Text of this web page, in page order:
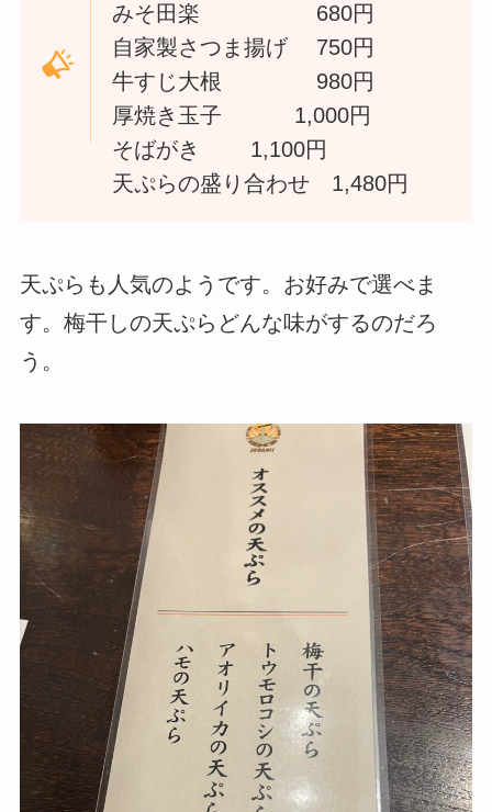
みそ田楽 680円
自家製さつま揚げ 750円
牛すじ大根 980円
厚焼き玉子 1,000円
そばがき 1,100円
天ぷらの盛り合わせ 1,480円
天ぷらも人気のようです。お好みで選べま
す。梅干しの天ぷらどんな味がするのだろ
う。